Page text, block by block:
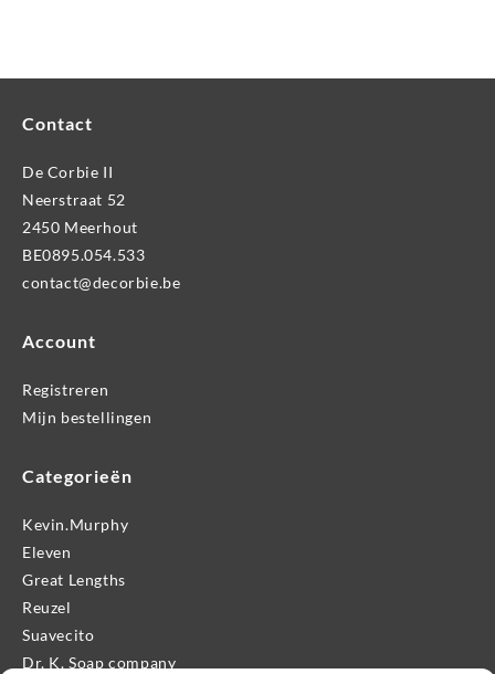
Contact
De Corbie II
Neerstraat 52
2450 Meerhout
BE0895.054.533
contact@decorbie.be
Account
Registreren
Mijn bestellingen
Categorieën
Kevin.Murphy
Eleven
Great Lengths
Reuzel
Suavecito
Dr. K. Soap company